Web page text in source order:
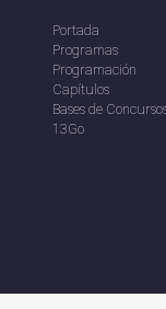
Portada
Programas
Programación
Capítulos
Bases de
13Go